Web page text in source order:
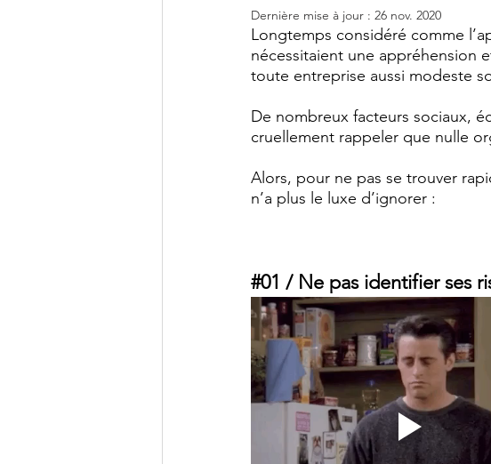
Dernière mise à jour : 26 nov. 2020
Longtemps considéré comme
nécessitaient une appréhension
toute entreprise aussi modeste
De nombreux facteurs sociaux,
cruellement rappeler que nulle
Alors, pour ne pas se trouver
n’a plus le luxe d’ignorer :
#01 / Ne pas identifier ses